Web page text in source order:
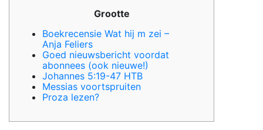
Grootte
Boekrecensie Wat hij m zei –
Anja Feliers
Goed nieuwsbericht voordat
abonnees (ook nieuwe!)
Johannes 5:19-47 HTB
Messias voortspruiten
Proza lezen?